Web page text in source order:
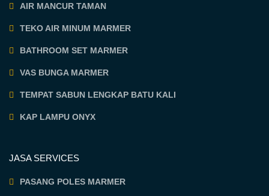
AIR MANCUR TAMAN
TEKO AIR MINUM MARMER
BATHROOM SET MARMER
VAS BUNGA MARMER
TEMPAT SABUN LENGKAP BATU KALI
KAP LAMPU ONYX
JASA SERVICES
PASANG POLES MARMER